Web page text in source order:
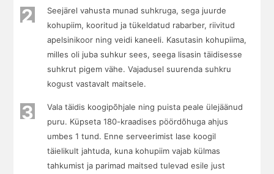
2
Seejärel vahusta munad suhkruga, sega juurde
kohupiim, kooritud ja tükeldatud rabarber, riivitud
apelsinikoor ning veidi kaneeli. Kasutasin kohupiima,
milles oli juba suhkur sees, seega lisasin täidisesse
suhkrut pigem vähe. Vajadusel suurenda suhkru
kogust vastavalt maitsele.
3
Vala täidis koogipõhjale ning puista peale ülejäänud
puru. Küpseta 180-kraadises pöördõhuga ahjus
umbes 1 tund. Enne serveerimist lase koogil
täielikult jahtuda, kuna kohupiim vajab külmas
tahkumist ja parimad maitsed tulevad esile just